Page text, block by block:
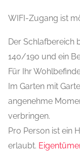
WIFI-Zugang ist
Der Schlafbereich
140/190 und ein
Für Ihr
Im Garten mit
angenehme
verbringen.
Pro Person ist ein
erlaubt.